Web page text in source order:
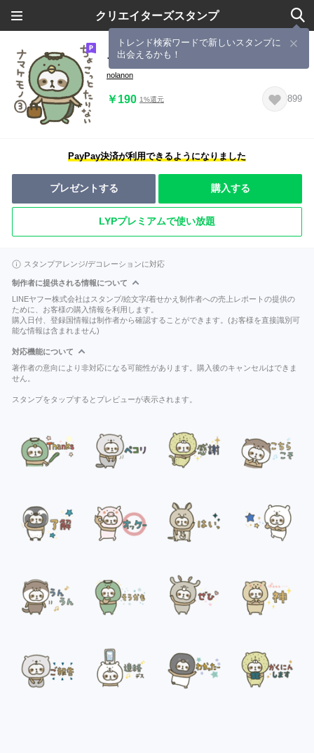
クリエイターズスタンプ
トレンド検索ワードで新しいスタンプに
出会えるかも！
ちょこモノ 3
nolanon
￥190 1%還元 899
PayPay決済が利用できるようになりました
プレゼントする 購入する
LYPプレミアムで使い放題
スタンプアレンジ/デコレーションに対応
制作者に提供される情報について
LINEヤフー株式会社はスタンプ/絵文字/着せかえ制作者への売上レポートの提供の
ために、お客様の購入情報を利用します。
購入日付、登録国情報は制作者から確認することができます。(お客様を直接識別可
能な情報は含まれません)
対応機能について
著作者の意向により非対応になる可能性があります。購入後のキャンセルはできま
せん。
スタンプをタップするとプレビューが表示されます。